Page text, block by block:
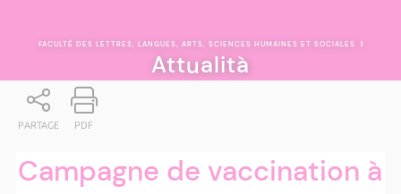
FACULTÉ DES LETTRES, LANGUES, ARTS, SCIENCES HUMAINES ET SOCIALES |
Attualità
PARTAGE PDF
Campagne de vaccination à